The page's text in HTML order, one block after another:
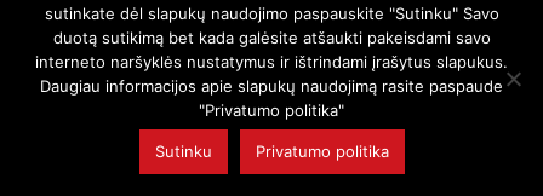
El.paštas: info@autodalykai.lt
© 2024. Visos teisės saugomos | Svetainę sukūrė:svetainesideja.lt
sutinkate dėl slapukų naudojimo paspauskite "Sutinku" Savo
duotą sutikimą bet kada galėsite atšaukti pakeisdami savo
interneto naršyklės nustatymus ir ištrindami įrašytus slapukus.
Daugiau informacijos apie slapukų naudojimą rasite paspaude
"Privatumo politika"
Sutinku Privatumo politika